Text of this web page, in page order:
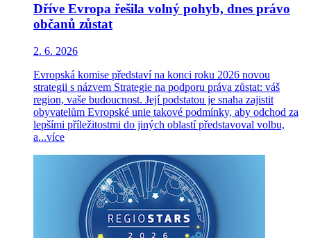
Dříve Evropa řešila volný pohyb, dnes právo
občanů zůstat
2. 6. 2026
Evropská komise představí na konci roku 2026 novou
strategii s názvem Strategie na podporu práva zůstat: váš
region, vaše budoucnost. Její podstatou je snaha zajistit
obyvatelům Evropské unie takové podmínky, aby odchod za
lepšími příležitostmi do jiných oblastí představoval volbu,
a...více